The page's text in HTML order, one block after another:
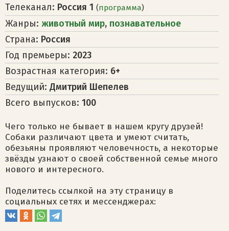
Телеканал: Россия 1 (программа)
Жанры: животный мир, познавательное
Страна: Россия
Год премьеры: 2023
Возрастная категория: 6+
Ведущий: Дмитрий Шепелев
Всего выпусков: 100
Чего только не бывает в нашем кругу друзей!
Собаки различают цвета и умеют считать,
обезьяны проявляют человечность, а некоторые
звёзды узнают о своей собственной семье много
нового и интересного.
Поделитесь ссылкой на эту страницу в
социальных сетях и мессенджерах: